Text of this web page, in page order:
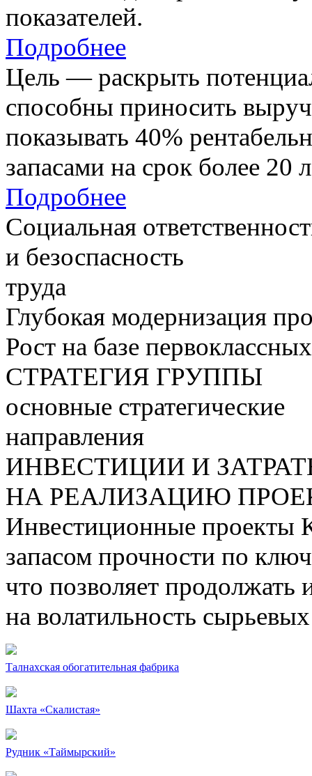
показателей.
Подробнее
Цель — раскрыть
способны приносить
показывать 40%
запасами на срок более 20
Подробнее
Социальная
и безоспасность
труда
Глубокая модернизация
Рост на базе
СТРАТЕГИЯ ГРУППЫ
основные стратегические
направления
ИНВЕСТИЦИИ И
НА РЕАЛИЗАЦИЮ
Инвестиционные проекты
запасом прочности по
что позволяет продолжать
на волатильность
Талнахская обогатительная фабрика
Шахта «Скалистая»
Рудник «Таймырский»